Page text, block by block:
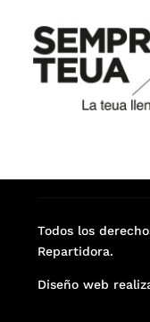
Todos los
Repartidora.
Diseño web